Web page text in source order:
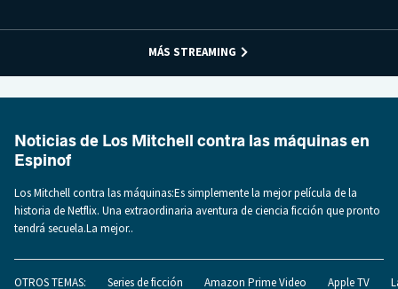
MÁS STREAMING
Noticias de Los Mitchell contra las máquinas en
Espinof
Los Mitchell contra las máquinas:Es simplemente la mejor película de la
historia de Netflix. Una extraordinaria aventura de ciencia ficción que pronto
tendrá secuela.La mejor..
OTROS TEMAS: Series de ficción Amazon Prime Video Apple TV